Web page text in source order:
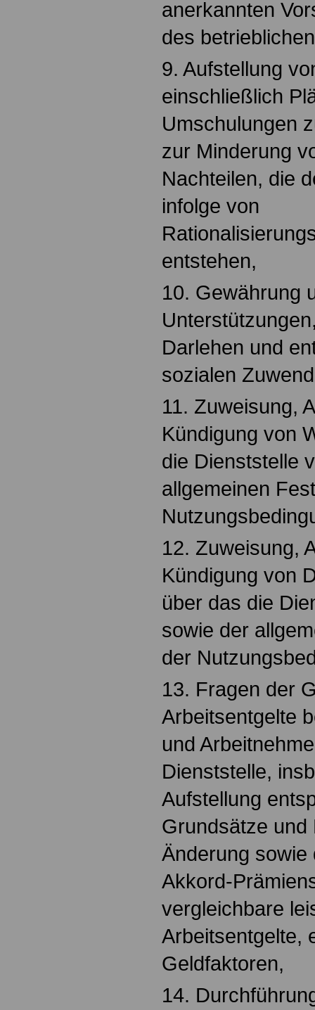
anerkannten
des
9. Aufstellung
einschließlich
Umschulungen
zur Minderung
Nachteilen, die
infolge von
entstehen,
10. Gewährung
Darlehen und
sozialen
11. Zuweisung,
Kündigung von
die Dienststelle
allgemeinen
12. Zuweisung,
Kündigung von
über das die
sowie der
der
13. Fragen der
Arbeitsentgelte
und
Dienststelle,
Aufstellung
Grundsätze und
Änderung
Akkord-
vergleichbare
Arbeitsentgelte,
Geldfaktoren,
14.